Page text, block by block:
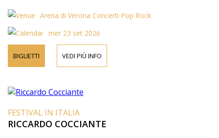
Arena di Verona Concerti Pop Rock
mer 23 set 2026
BIGLIETTI VEDI PIÙ INFO
FESTIVAL IN ITALIA
RICCARDO COCCIANTE